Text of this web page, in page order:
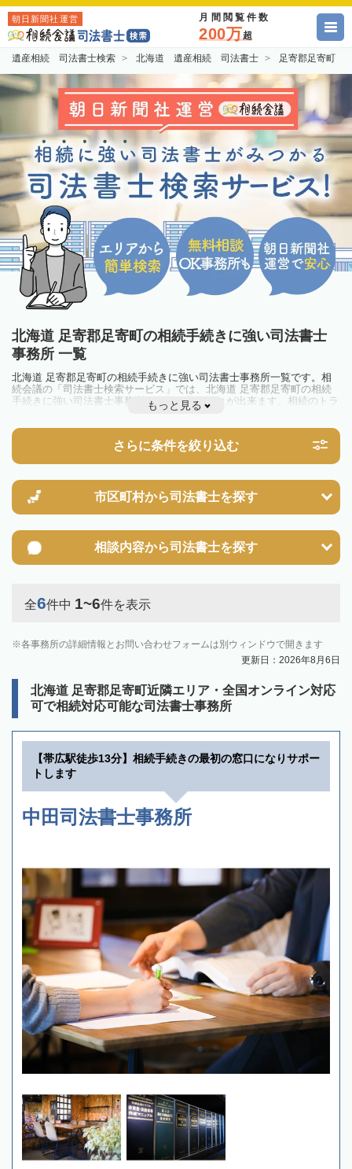
朝日新聞社運営 月間閲覧件数
200万超
遺産相続 司法書士検索 北海道 遺産相続 司法書士 足寄郡足寄町
北海道 足寄郡足寄町の相続手続きに強い司法書士
事務所 一覧
北海道 足寄郡足寄町の相続手続きに強い司法書士事務所一覧です。相
続会議の「司法書士検索サービス」では、北海道 足寄郡足寄町の相続
手続きに強い司法書士事務所を一覧で見ることが出来ます。相続のトラ
ブルやお悩みを抱えている方は一度近隣の司法書士に相談してみましょ
もっと見る
さらに条件を絞り込む
市区町村から司法書士を探す
相談内容から司法書士を探す
全6件中 1~6件を表示
各事務所の詳細情報とお問い合わせフォームは別ウィンドウで開きます
更新日：2026年8月6日
北海道 足寄郡足寄町近隣エリア・全国オンライン対応
可で相続対応可能な司法書士事務所
【帯広駅徒歩13分】相続手続きの最初の窓口になりサポー
トします
中田司法書士事務所